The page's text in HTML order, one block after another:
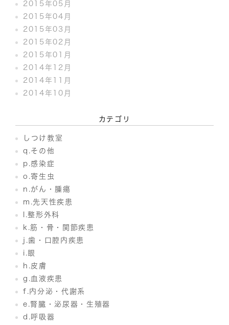
2015年05月
2015年04月
2015年03月
2015年02月
2015年01月
2014年12月
2014年11月
2014年10月
カテゴリ
しつけ教室
q.その他
p.感染症
o.寄生虫
n.がん・腫瘍
m.先天性疾患
l.整形外科
k.筋・骨・関節疾患
j.歯・口腔内疾患
i.眼
h.皮膚
g.血液疾患
f.内分泌・代謝系
e.腎臓・泌尿器・生殖器
d.呼吸器